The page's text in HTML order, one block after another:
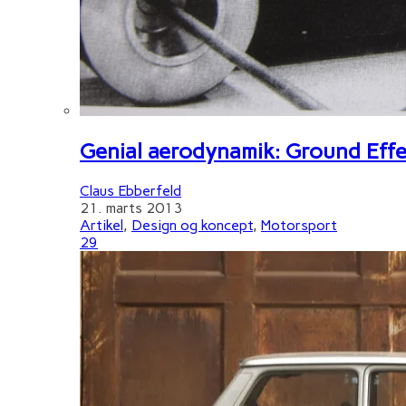
Genial aerodynamik: Ground
Claus Ebberfeld
21. marts 2013
Artikel, Design og koncept, Motorsport
29